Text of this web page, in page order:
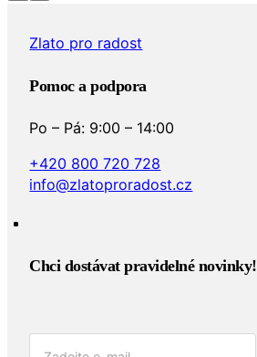
Zlato pro radost
Pomoc a podpora
Po – Pá: 9:00 – 14:00
+420 800 720 728
info@zlatoproradost.cz
Chci dostávat pravidelné novinky!​